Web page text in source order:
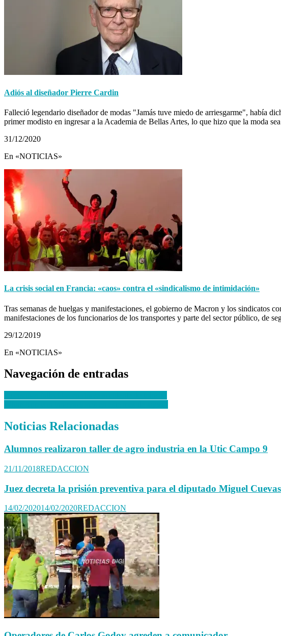
Adiós al diseñador Pierre Cardin
Falleció legendario diseñador de modas "Jamás tuve miedo de arriesgarme",
primer modisto en ingresar a la Academia de Bellas Artes, lo que hizo que la moda
31/12/2020
En «NOTICIAS»
La crisis social en Francia: «caos» contra el «sindicalismo de intimidación»
Tras semanas de huelgas y manifestaciones, el gobierno de Macron y los sindicatos
manifestaciones de los funcionarios de los transportes y parte del sector público, de
29/12/2019
En «NOTICIAS»
Navegación de entradas
Noticias Relacionadas
Alumnos realizaron taller de agro industria en la Utic Campo 9
21/11/2018REDACCION
Juez decreta la prisión preventiva para el diputado Miguel Cuevas
14/02/202014/02/2020REDACCION